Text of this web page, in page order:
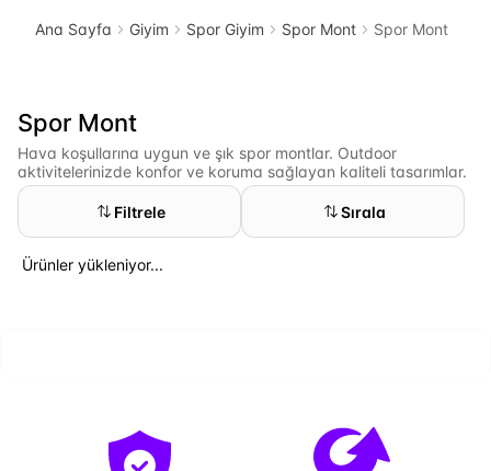
Ana Sayfa Giyim Spor Giyim Spor Mont Spor Mont
Spor Mont
Hava koşullarına uygun ve şık spor montlar. Outdoor
aktivitelerinizde konfor ve koruma sağlayan kaliteli tasarımlar.
Filtrele Sırala
Ürünler yükleniyor...